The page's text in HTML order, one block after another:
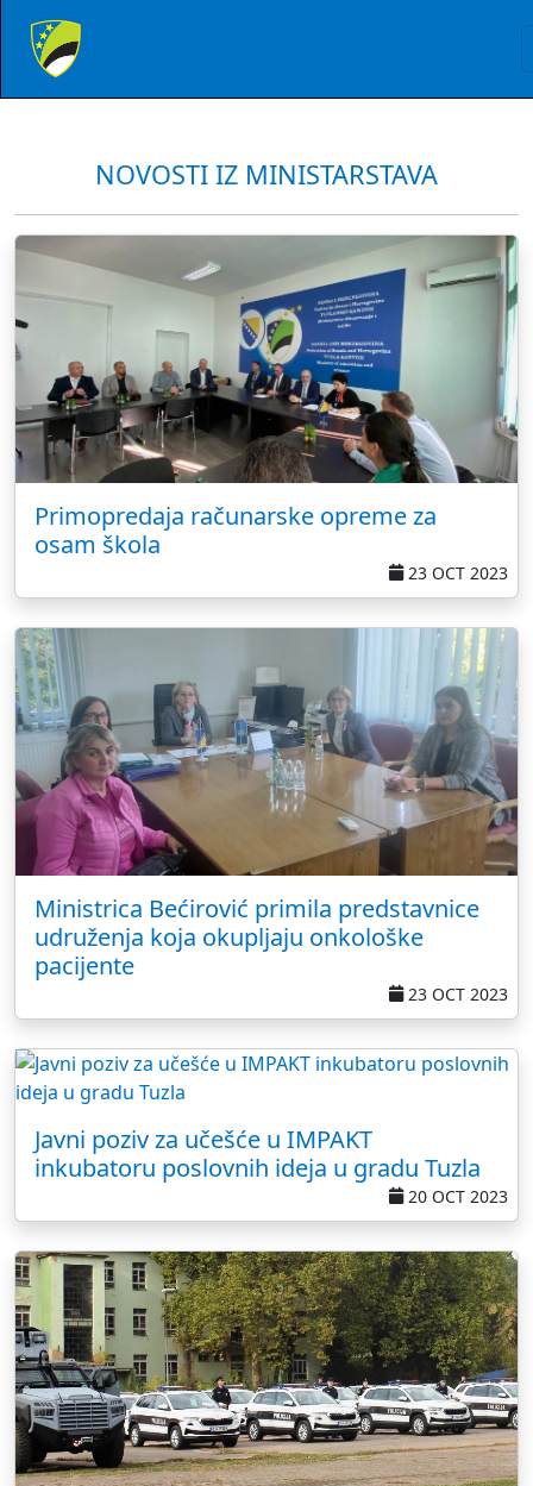
NOVOSTI IZ MINISTARSTAVA
Primopredaja računarske opreme za
osam škola
23 OCT 2023
Ministrica Bećirović primila predstavnice
udruženja koja okupljaju onkološke
pacijente
23 OCT 2023
Javni poziv za učešće u IMPAKT
inkubatoru poslovnih ideja u gradu Tuzla
20 OCT 2023